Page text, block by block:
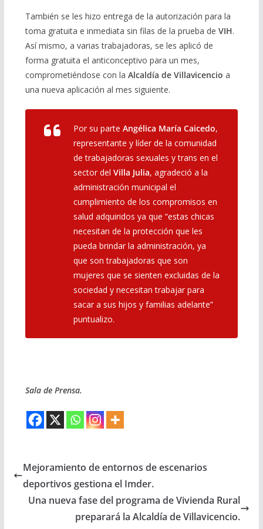
También se les hizo entrega de la autorización para la
toma gratuita e inmediata sin filas de la prueba de VIH.
Así mismo, a varias trabajadoras, se les aplicó de
forma gratuita el anticonceptivo para un mes,
comprometiéndose con la Alcaldía de Villavicencio a
una nueva aplicación al mes siguiente.
Por su parte Angélica María Caicedo,
representante y líder de la comunidad
de trabajadoras sexuales y trans en el
sector del Villa Julia, agradeció a la
administración municipal el
cumplimiento de los compromisos en
salud adquiridos ya que “estas chicas
necesitan de la protección que les
pueda brindar la administración, ya
que son trabajadoras que son
mujeres que se sienten excluidas de la
sociedad y necesitan trabajar para
sacar a sus hijos y familias adelante”
puntualizo.
Sala de Prensa.
Mejoramiento de entornos de escenarios
deportivos gestiona el Imder.
Una nueva fase del programa de Vivienda Rural
preparará la Alcaldía de Villavicencio.